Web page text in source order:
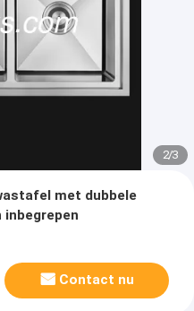
2/3
met dubbele
inbegrepen
Contact nu